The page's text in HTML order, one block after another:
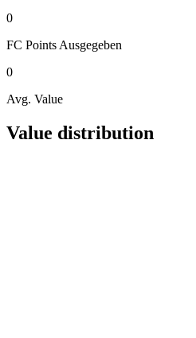
0
FC Points Ausgegeben
0
Avg. Value
Value distribution